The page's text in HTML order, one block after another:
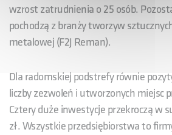
wzrost zatrudnienia o 25 osób.
pochodzą z branży tworzyw
metalowej (F2J Reman).
Dla radomskiej podstrefy równie
liczby zezwoleń i utworzonych miejsc
Cztery duże inwestycje przekroczą w
zł. Wszystkie przedsiębiorstwa to